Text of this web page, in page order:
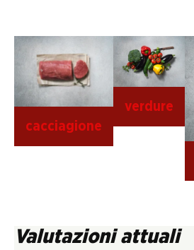
cacciagione
verdure
Valutazioni attuali